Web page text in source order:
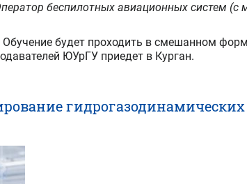
беспилотных авиационных систем
будет проходить в смешанном
ЮУрГУ приедет в Курган.